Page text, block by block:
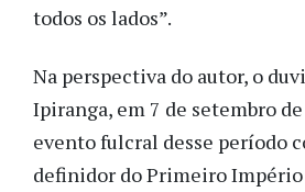
todos os lados”.
Na perspectiva do autor, o
Ipiranga, em 7 de setembro
evento fulcral desse período
definidor do Primeiro